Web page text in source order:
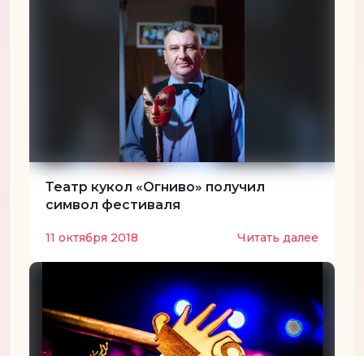
Театр кукол «Огниво» получил
символ фестиваля
11 октября 2018 Читать далее